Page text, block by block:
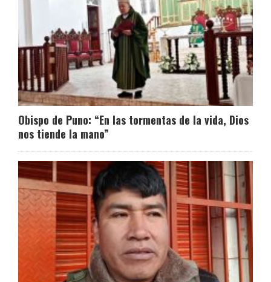
Obispo de Puno: “En las tormentas de la vida, Dios
nos tiende la mano”